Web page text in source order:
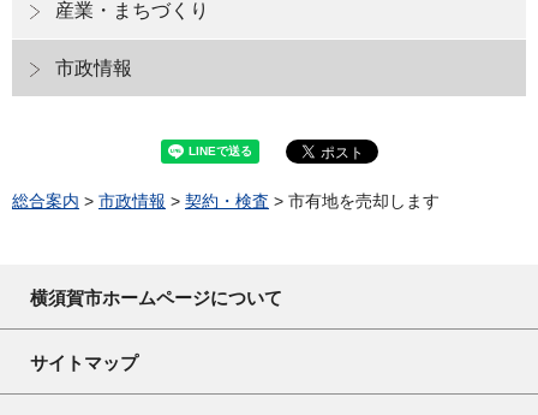
産業・まちづくり
市政情報
総合案内 > 市政情報 > 契約・検査 > 市有地を売却します
横須賀市ホームページについて
サイトマップ